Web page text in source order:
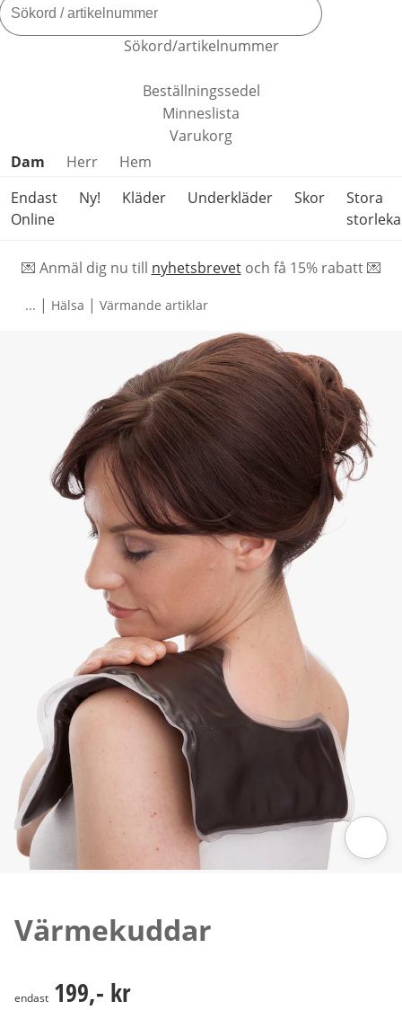
Sökord/artikelnummer
Beställningssedel
Minneslista
Varukorg
Hoppa över produktkategorier
Dam Herr
Hem
Endast
Online
Ny! Kläder Underkläder Skor
Stora
💌 Anmäl dig nu till nyhetsbrevetoch få 15% rabatt 💌
... | Hälsa | Värmande artiklar
Värmekuddar
199,- kr
endast 199,- kr